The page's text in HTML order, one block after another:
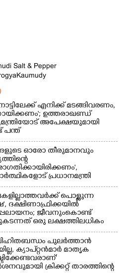
എനിക്ക് മടങ്ങിവരണം,
ഉത്തരാഖണ്ഡ്
അപേക്ഷയുമായി
പന്ത്
ഓരോ തീരുമാനവും
പ്രധാനമന്ത്രി
പൊള്ളുന്ന
ദക്ഷിണാഫ്രിക്കയിൽ
ജീവനുംകൊണ്ട്
ഒരു ലക്ഷത്തിലധികം
പുലർത്താൻ
ക്യാപ്റ്റൻമാർ മാതൃക
ക്രിക്കറ്റ് താരത്തിന്റെ